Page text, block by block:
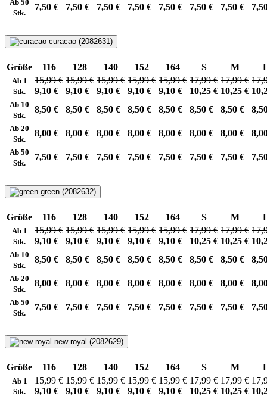
Ab 50
Stk.
7,50 € 7,50 € 7,50 € 7,50 € 7,50 € 7,50 € 7,50 €
curacao (2082631)
Größe 116 128 140 152 164 S M
Ab 1
Stk.
15,99 €
9,10 €
15,99 €
9,10 €
15,99 €
9,10 €
15,99 €
9,10 €
15,99 €
9,10 €
17,99 €
10,25 €
17,99 €
10,25 €
Ab 10
Stk.
8,50 € 8,50 € 8,50 € 8,50 € 8,50 € 8,50 € 8,50 €
Ab 20
Stk.
8,00 € 8,00 € 8,00 € 8,00 € 8,00 € 8,00 € 8,00 €
Ab 50
Stk.
7,50 € 7,50 € 7,50 € 7,50 € 7,50 € 7,50 € 7,50 €
green (2082632)
Größe 116 128 140 152 164 S M
Ab 1
Stk.
15,99 €
9,10 €
15,99 €
9,10 €
15,99 €
9,10 €
15,99 €
9,10 €
15,99 €
9,10 €
17,99 €
10,25 €
17,99 €
10,25 €
Ab 10
Stk.
8,50 € 8,50 € 8,50 € 8,50 € 8,50 € 8,50 € 8,50 €
Ab 20
Stk.
8,00 € 8,00 € 8,00 € 8,00 € 8,00 € 8,00 € 8,00 €
Ab 50
Stk.
7,50 € 7,50 € 7,50 € 7,50 € 7,50 € 7,50 € 7,50 €
new royal (2082629)
Größe 116 128 140 152 164 S M
Ab 1
Stk.
15,99 €
9,10 €
15,99 €
9,10 €
15,99 €
9,10 €
15,99 €
9,10 €
15,99 €
9,10 €
17,99 €
10,25 €
17,99 €
10,25 €